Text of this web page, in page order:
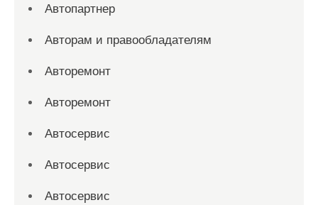
Автопартнер
Авторам и правообладателям
Авторемонт
Авторемонт
Автосервис
Автосервис
Автосервис